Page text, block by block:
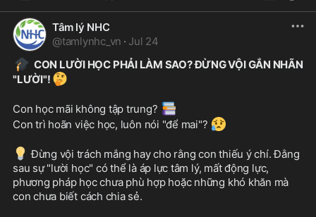
Tâm lý NHC
@tamlynhc_vn · Jul 24
🎓 CON LƯỜI HỌC PHẢI LÀM SAO? ĐỪNG VỘI GẮN NHÃN
"LƯỜI"! 🤔
Con học mãi không tập trung? 📚
Con trì hoãn việc học, luôn nói "để mai"? 😥
💡 Đừng vội trách mắng hay cho rằng con thiếu ý chí. Đằng
sau sự "lười học" có thể là áp lực tâm lý, mất động lực,
phương pháp học chưa phù hợp hoặc những khó khăn mà
con chưa biết cách chia sẻ.